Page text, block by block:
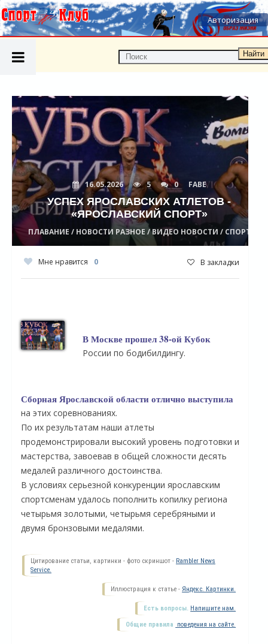
Авторизация
Найти
16.05.2026 5 0 FABE
УСПЕХ ЯРОСЛАВСКИХ АТЛЕТОВ -
«ЯРОСЛАВСКИЙ СПОРТ»
ПЛАВАНИЕ / НОВОСТИ РАЗНОЕ / ВИДЕО НОВОСТИ / СПОРТ
Мне нравится 0 В закладки
В Москве прошел 38-ой Кубок
России по бодибилдингу.
Сборная Ярославской области отлично выступила
на этих соревнованиях.
По их результатам наши атлеты
продемонстрировали высокий уровень подготовки и
мастерства, завоевав в общей сложности десять
медалей различного достоинства.
В условиях серьезной конкуренции ярославским
спортсменам удалось пополнить копилку региона
четырьмя золотыми, четырьмя серебряными и
двумя бронзовыми медалями.
Цитирование статьи, картинки - фото скриншот - Rambler News
Service.
Иллюстрация к статье - Яндекс. Картинки.
Есть вопросы. Напишите нам.
Общие правила поведения на сайте.